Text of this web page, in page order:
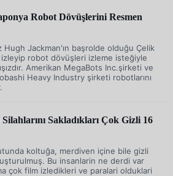
Robot Dövüşlerini Resmen
Hugh Jackman'ın başrolde olduğu Çelik
izleyip robot dövüşleri izleme isteğiyle
Amerikan MegaBots Inc.şirketi ve
Heavy Industry şirketi robotlarını
Sakladıkları Çok Gizli 16
koltuğa, merdiven içine bile gizli
Bu insanlarin ne derdi var
çok film izledikleri ve paralari olduklari